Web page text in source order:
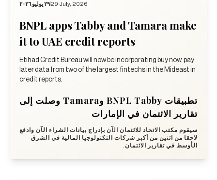
٢٩ يوليو ٢٠٢٦29 July, 2026
BNPL apps Tabby and Tamara make
it to UAE credit reports
Etihad Credit Bureau will now be incorporating buy now, pay
later data from two of the largest fintechs in the Mideast in
credit reports.
تطبيقات BNPL Tabby وTamara وصلت إلى
تقارير الائتمان في الإمارات
سيقوم مكتب الاتحاد للائتمان الآن بإدراج بيانات الشراء الآن وادفع
لاحقا من اثنين من أكبر شركات التكنولوجيا المالية في الشرق
الأوسط في تقارير الائتمان.